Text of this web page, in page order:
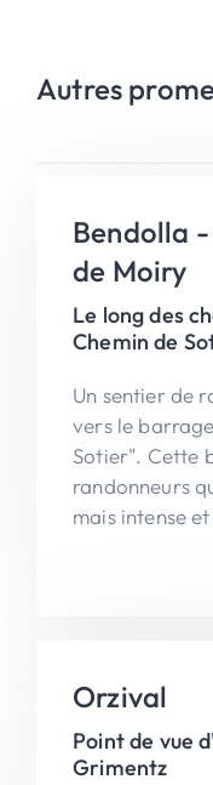
Autres
Bendolla
de Moiry
Le long des
Chemin de
Un sentier de
vers le
Sotier". Cette
randonneurs
mais intense
Orzival
Point de vue
Grimentz